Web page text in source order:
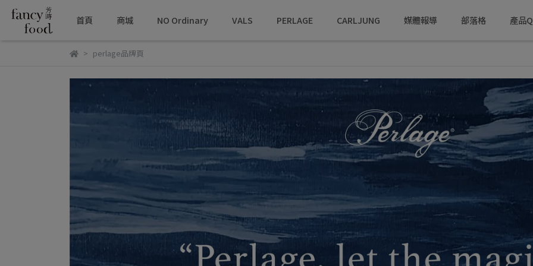
首頁 商城 NO Ordinary VALS PERLAGE CARLJUNG 媒體報導 部落格 產品
perlage品牌頁